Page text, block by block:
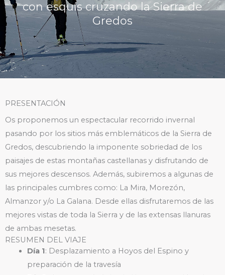
con esquís cruzando la Sierra de
Gredos
PRESENTACIÓN
Os proponemos un espectacular recorrido invernal
pasando por los sitios más emblemáticos de la Sierra de
Gredos, descubriendo la imponente sobriedad de los
paisajes de estas montañas castellanas y disfrutando de
sus mejores descensos. Además, subiremos a algunas de
las principales cumbres como: La Mira, Morezón,
Almanzor y/o La Galana. Desde ellas disfrutaremos de las
mejores vistas de toda la Sierra y de las extensas llanuras
de ambas mesetas.
RESUMEN DEL VIAJE
Día 1: Desplazamiento a Hoyos del Espino y
preparación de la travesía